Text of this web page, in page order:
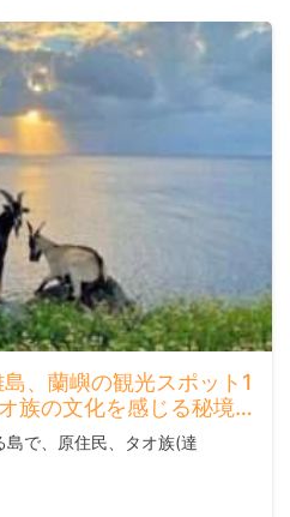
島、蘭嶼の観光スポット1
族の文化を感じる秘境
で、原住民、タオ族(達